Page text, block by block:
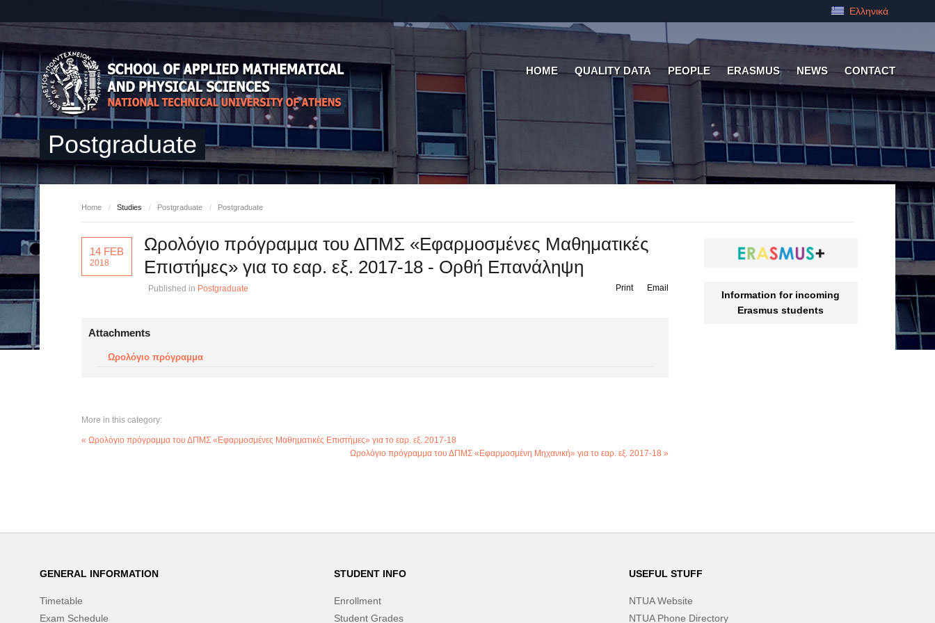
Ελληνικά
HOME QUALITY DATA PEOPLE ERASMUS NEWS CONTACT
Postgraduate
Home / Studies / Postgraduate / Postgraduate
14 FEB
2018
Ωρολόγιο πρόγραμμα του ΔΠΜΣ «Εφαρμοσμένες Μαθηματικές
Επιστήμες» για το εαρ. εξ. 2017-18 - Ορθή Επανάληψη
Published in Postgraduate Email
Print
Attachments
Ωρολόγιο πρόγραμμα
More in this category:
« Ωρολόγιο πρόγραμμα του ΔΠΜΣ «Εφαρμοσμένες Μαθηματικές Επιστήμες» για το εαρ. εξ. 2017-18
Ωρολόγιο πρόγραμμα του ΔΠΜΣ «Εφαρμοσμένη Μηχανική» για το εαρ. εξ. 2017-18 »
Information for incoming
Erasmus students
GENERAL INFORMATION
Timetable
Exam Schedule
STUDENT INFO
Enrollment
Student Grades
USEFUL STUFF
NTUA Website
NTUA Phone Directory